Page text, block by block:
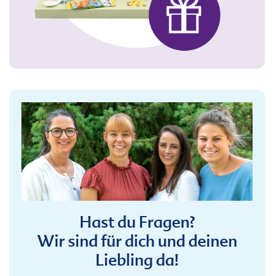
Hast du Fragen?
Wir sind für dich und deinen
Liebling da!